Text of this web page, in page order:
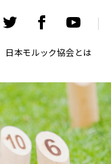
日本モルック協会とは